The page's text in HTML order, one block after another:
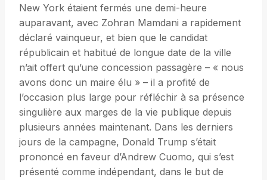
New York étaient fermés une demi-heure
auparavant, avec Zohran Mamdani a rapidement
déclaré vainqueur, et bien que le candidat
républicain et habitué de longue date de la ville
n’ait offert qu’une concession passagère – « nous
avons donc un maire élu » – il a profité de
l’occasion plus large pour réfléchir à sa présence
singulière aux marges de la vie publique depuis
plusieurs années maintenant. Dans les derniers
jours de la campagne, Donald Trump s’était
prononcé en faveur d’Andrew Cuomo, qui s’est
présenté comme indépendant, dans le but de